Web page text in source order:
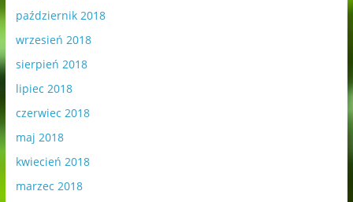
październik 2018
wrzesień 2018
sierpień 2018
lipiec 2018
czerwiec 2018
maj 2018
kwiecień 2018
marzec 2018